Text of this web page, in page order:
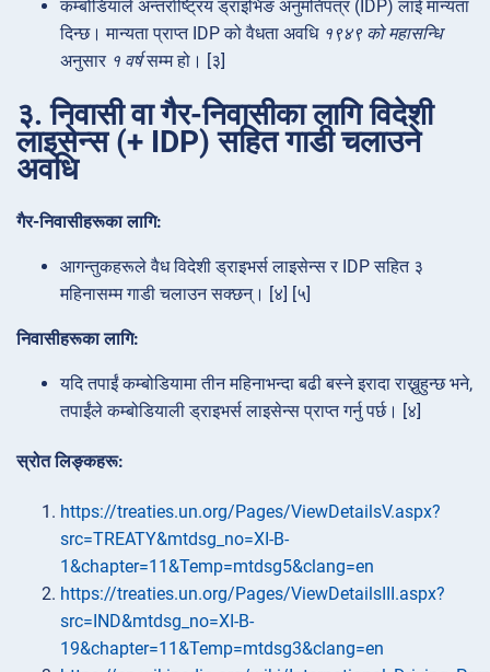
कम्बोडियाले अन्तर्राष्ट्रिय ड्राइभिङ अनुमतिपत्र (IDP) लाई मान्यता
दिन्छ। मान्यता प्राप्त IDP को वैधता अवधि १९४९ को महासन्धि
अनुसार १ वर्षसम्म हो। [३]
३. निवासी वा गैर-निवासीका लागि विदेशी
लाइसेन्स (+ IDP) सहित गाडी चलाउने
अवधि
गैर-निवासीहरूका लागि:
आगन्तुकहरूले वैध विदेशी ड्राइभर्स लाइसेन्स र IDP सहित ३
महिनासम्म गाडी चलाउन सक्छन्। [४] [५]
निवासीहरूका लागि:
यदि तपाईं कम्बोडियामा तीन महिनाभन्दा बढी बस्ने इरादा राख्नुहुन्छ भने,
तपाईंले कम्बोडियाली ड्राइभर्स लाइसेन्स प्राप्त गर्नु पर्छ। [४]
स्रोत लिङ्कहरू:
https://treaties.un.org/Pages/ViewDetailsV.aspx?
src=TREATY&mtdsg_no=XI-B-
1&chapter=11&Temp=mtdsg5&clang=en
https://treaties.un.org/Pages/ViewDetailsIII.aspx?
src=IND&mtdsg_no=XI-B-
19&chapter=11&Temp=mtdsg3&clang=en